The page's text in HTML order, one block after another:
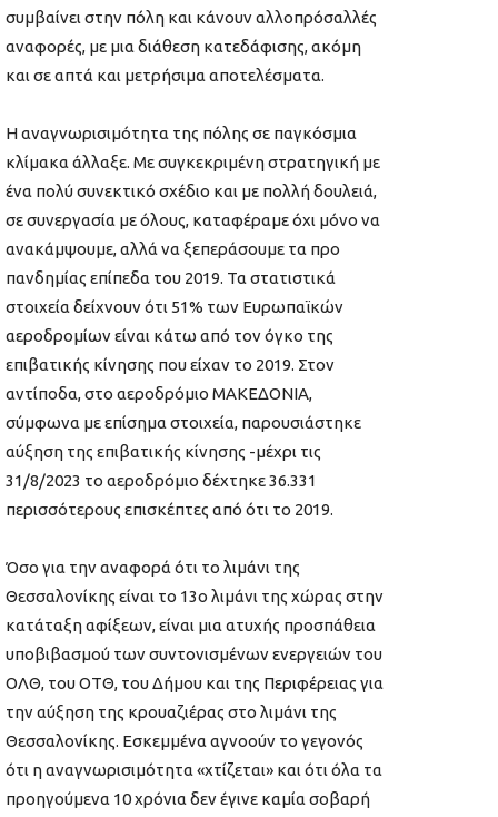
συμβαίνει στην πόλη και κάνουν αλλοπρόσαλλές
αναφορές, με μια διάθεση κατεδάφισης, ακόμη
και σε απτά και μετρήσιμα αποτελέσματα.
Η αναγνωρισιμότητα της πόλης σε παγκόσμια
κλίμακα άλλαξε. Με συγκεκριμένη στρατηγική με
ένα πολύ συνεκτικό σχέδιο και με πολλή δουλειά,
σε συνεργασία με όλους, καταφέραμε όχι μόνο να
ανακάμψουμε, αλλά να ξεπεράσουμε τα προ
πανδημίας επίπεδα του 2019. Τα στατιστικά
στοιχεία δείχνουν ότι 51% των Ευρωπαϊκών
αεροδρομίων είναι κάτω από τον όγκο της
επιβατικής κίνησης που είχαν το 2019. Στον
αντίποδα, στο αεροδρόμιο ΜΑΚΕΔΟΝΙΑ,
σύμφωνα με επίσημα στοιχεία, παρουσιάστηκε
αύξηση της επιβατικής κίνησης -μέχρι τις
31/8/2023 το αεροδρόμιο δέχτηκε 36.331
περισσότερους επισκέπτες από ότι το 2019.
Όσο για την αναφορά ότι το λιμάνι της
Θεσσαλονίκης είναι το 13ο λιμάνι της χώρας στην
κατάταξη αφίξεων, είναι μια ατυχής προσπάθεια
υποβιβασμού των συντονισμένων ενεργειών του
ΟΛΘ, του ΟΤΘ, του Δήμου και της Περιφέρειας για
την αύξηση της κρουαζιέρας στο λιμάνι της
Θεσσαλονίκης. Εσκεμμένα αγνοούν το γεγονός
ότι η αναγνωρισιμότητα «χτίζεται» και ότι όλα τα
προηγούμενα 10 χρόνια δεν έγινε καμία σοβαρή